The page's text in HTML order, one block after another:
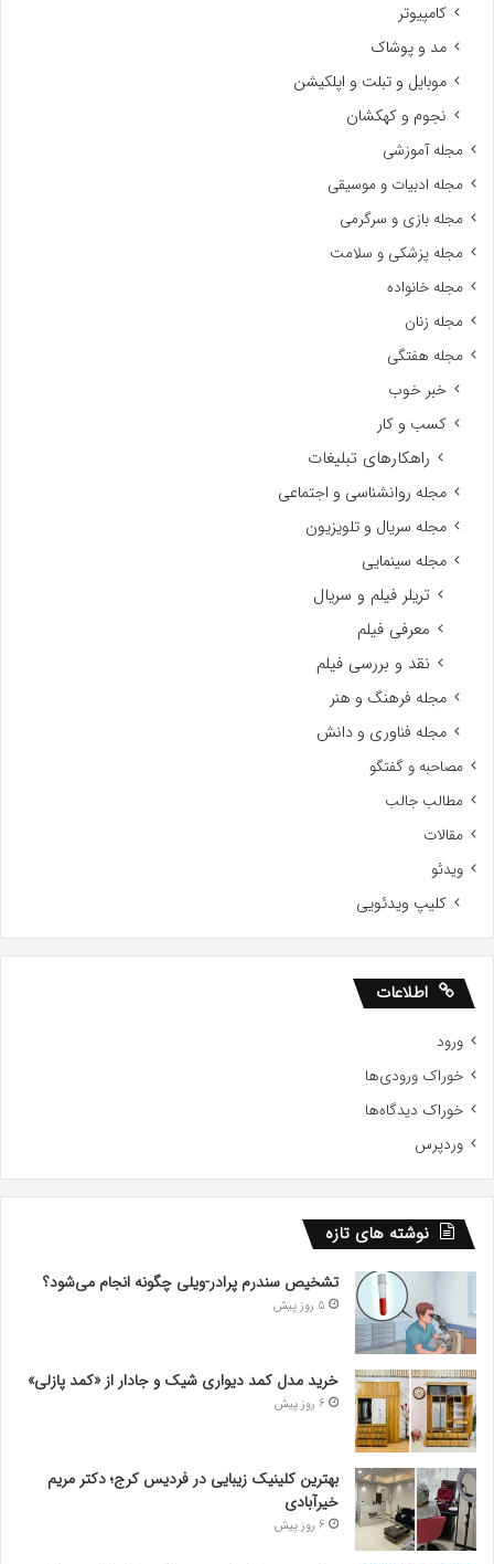
کامپیوتر
مد و پوشاک
موبایل و تبلت و اپلکیشن
نجوم و کهکشان
مجله آموزشی
مجله ادبیات و موسیقی
مجله بازی و سرگرمی
مجله پزشکی و سلامت
مجله خانواده
مجله زنان
مجله هفتگی
خبر خوب
کسب و کار
راهکارهای تبلیغات
مجله روانشناسی و اجتماعی
مجله سریال و تلویزیون
مجله سینمایی
تریلر فیلم و سریال
معرفی فیلم
نقد و بررسی فیلم
مجله فرهنگ و هنر
مجله فناوری و دانش
مصاحبه و گفتگو
مطالب جالب
مقالات
ویدئو
کلیپ ویدئویی
اطلاعات
ورود
خوراک ورودی‌ها
خوراک دیدگاه‌ها
وردپرس
نوشته های تازه
تشخیص سندرم پرادر-ویلی چگونه انجام می‌شود؟
5 روز پیش
خرید مدل کمد دیواری شیک و جادار از «کمد پازلی»
6 روز پیش
بهترین کلینیک زیبایی در فردیس کرج؛ دکتر مریم
خیرآبادی
6 روز پیش